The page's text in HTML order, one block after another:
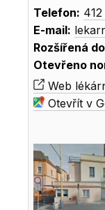
Telefon:
E-mail:
Rozšířená
Otevřeno
Web
Otevřít v